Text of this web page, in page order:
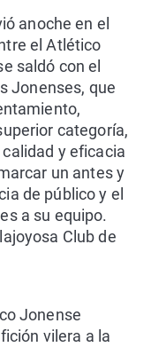
anoche en el
el Atlético
saldó con el
Jonenses, que
categoría,
y eficacia
un antes y
de público y el
a su equipo.
Club de
Jonense
vilera a la